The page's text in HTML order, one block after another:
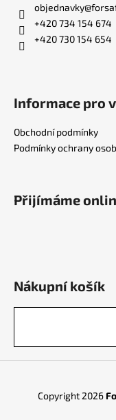
objednavky@
+420 734 154 674
+420 730 154 654
Informace pro
Obchodní podmínky
Podmínky ochrany
Přijímáme
Nákupní košík
Copyright 2026